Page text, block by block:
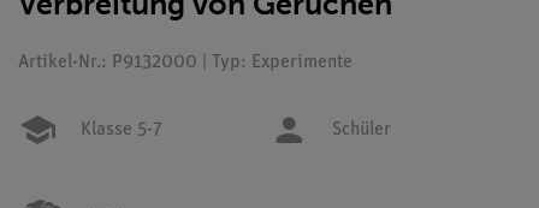
Artikel-Nr.: P9132000 | Typ: Experimente
Klasse 5-7 Schüler